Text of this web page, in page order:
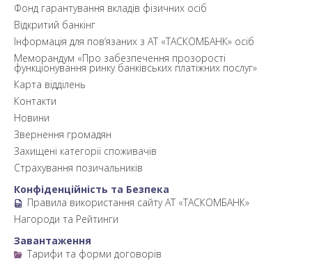
Фонд гарантування вкладів фізичних осіб
Відкритий банкінг
Інформація для пов’язаних з АТ «ТАСКОМБАНК» осіб
Меморандум «Про забезпечення прозорості
функціонування ринку банківських платіжних послуг»
Карта відділень
Контакти
Новини
Звернення громадян
Захищені категорії споживачів
Страхування позичальників
Конфіденційність та Безпека
Правила використання сайту АТ «ТАСКОМБАНК»
Нагороди та Рейтинги
Завантаження
Тарифи та форми договорів